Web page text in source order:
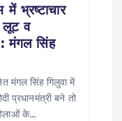
भ्रष्टाचार
लूट व
: मंगल सिंह
मंगल सिंह गिलुवा में
प्रधानमंत्री बने तो
के…